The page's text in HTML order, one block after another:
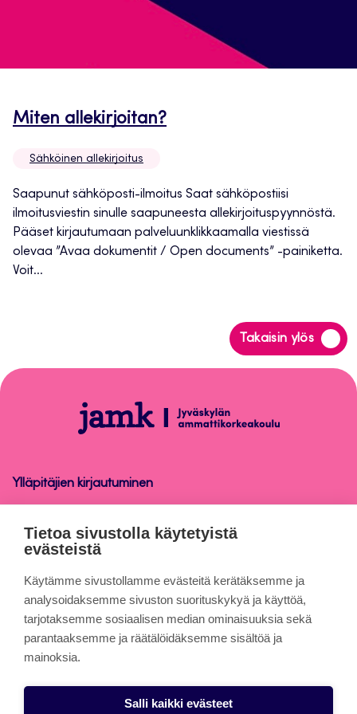
Miten allekirjoitan?Avautuu
Sähköinen allekirjoitus
Saapunut sähköposti-ilmoitus Saat sähköpostiisi
ilmoitusviestin sinulle saapuneesta allekirjoituspyynnöstä.
Pääset kirjautumaan palveluunklikkaamalla viestissä
olevaa ”Avaa dokumentit / Open documents” -painiketta.
Voit...
Takaisin ylös
Siirry
takaisin
Sähköinen
allekirjoitus
Ylläpitäjien kirjautuminen
Sähköinen allekirjoitus
Tietoa sivuista
Evästeet
Saavutettavuusseloste
Tietosuojaseloste
Tietoa sivustolla käytetyistä
evästeistä
Käytämme sivustollamme evästeitä kerätäksemme ja
analysoidaksemme sivuston suorituskykyä ja käyttöä,
tarjotaksemme sosiaalisen median ominaisuuksia sekä
parantaaksemme ja räätälöidäksemme sisältöä ja
mainoksia.
Salli kaikki evästeet